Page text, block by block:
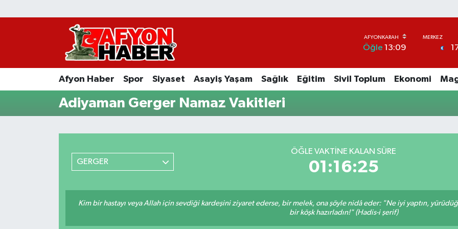
Öğle 13:09
Afyon Haber Spor Siyaset Asayiş Yaşam Sağlık Eğitim Sivil Toplum Ekonomi
Adiyaman Gerger Namaz Vakitleri
GERGER
ÖĞLE VAKTINE KALAN SÜRE
01:16:25
Kim bir hastayı veya Allah için sevdiği kardeşini ziyaret ederse, bir melek, ona şöyle nidâ eder: "Ne iyi yaptın,
bir köşk hazırladın!" (Hadis-i şerif)
Afyon Haber
Spor
Asayiş Yaşam